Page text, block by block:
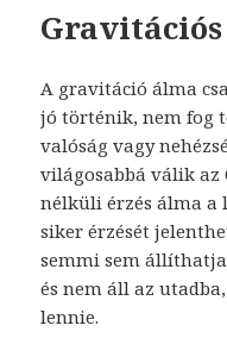
Gravitációs
A gravitáció álma
jó történik, nem fog
valóság vagy
világosabbá válik az
nélküli érzés álma a
siker érzését
semmi sem
és nem áll az
lennie.